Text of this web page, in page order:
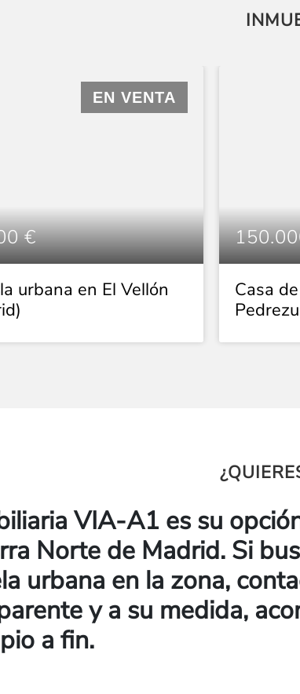
EN VENTA
€
urbana en El Vellón
Casa
VIA-A1 es su
Norte de Madrid. Si
urbana en la zona,
y a su medida,
a fin.